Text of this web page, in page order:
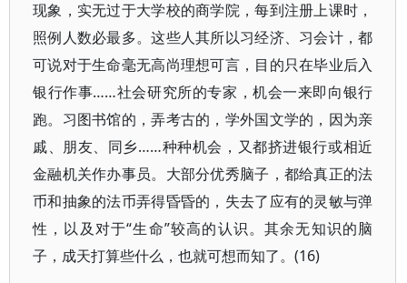
现象，实无过于大学校的商学院，每到注册上课时，
照例人数必最多。这些人其所以习经济、习会计，都
可说对于生命毫无高尚理想可言，目的只在毕业后入
银行作事……社会研究所的专家，机会一来即向银行
跑。习图书馆的，弄考古的，学外国文学的，因为亲
戚、朋友、同乡……种种机会，又都挤进银行或相近
金融机关作办事员。大部分优秀脑子，都给真正的法
币和抽象的法币弄得昏昏的，失去了应有的灵敏与弹
性，以及对于“生命”较高的认识。其余无知识的脑
子，成天打算些什么，也就可想而知了。(16)